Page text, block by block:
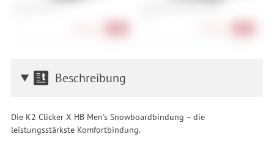
Beschreibung
Die K2 Clicker X HB Men's Snowboardbindung – die
leistungsstärkste Komfortbindung.